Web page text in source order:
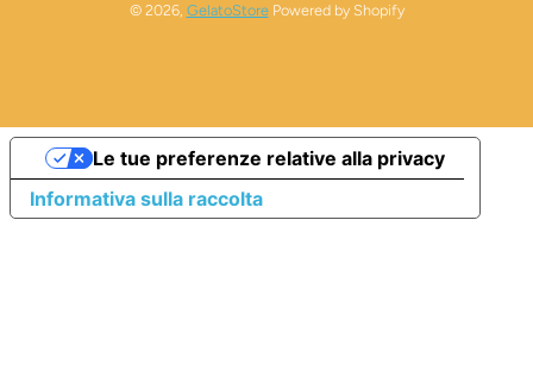
© 2026, GelatoStore Powered by Shopify
Informativa sulla raccolta
Le tue preferenze relative alla privacy